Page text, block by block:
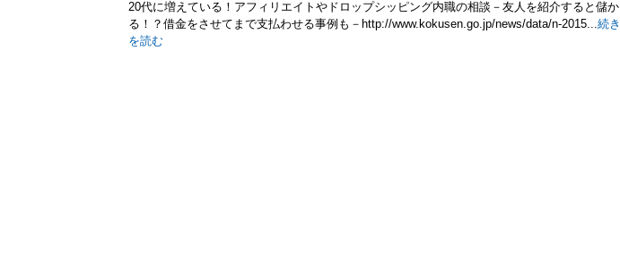
20代に増えている！アフィリエイトやドロップシッピング内職の相談－友人を紹介すると儲か
る！？借金をさせてまで支払わせる事例も－http://www.kokusen.go.jp/news/data/n-2015...続き
を読む